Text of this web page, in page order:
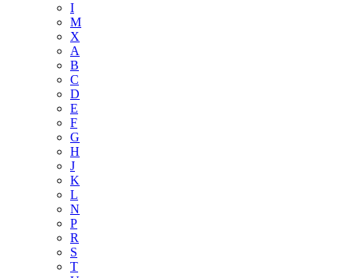
I
M
X
A
B
C
D
E
F
G
H
J
K
L
N
P
R
S
T